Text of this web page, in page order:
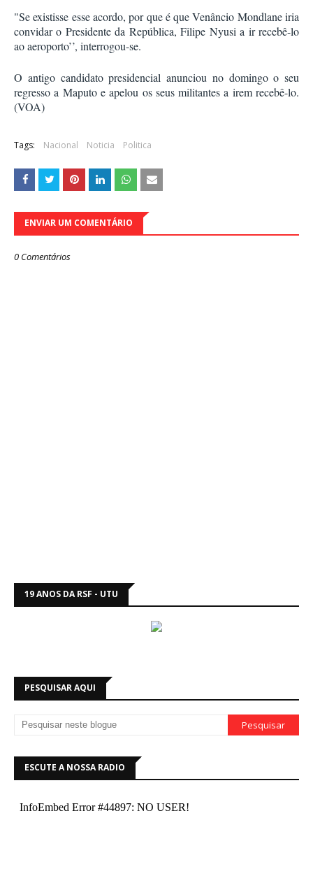
"Se existisse esse acordo, por que é que Venâncio Mondlane iria
convidar o Presidente da República, Filipe Nyusi a ir recebê-lo
ao aeroporto’’, interrogou-se.
O antigo candidato presidencial anunciou no domingo o seu
regresso a Maputo e apelou os seus militantes a irem recebê-lo.
(VOA)
Tags: Nacional Noticia Politica
ENVIAR UM COMENTÁRIO
0 Comentários
19 ANOS DA RSF - UTU
PESQUISAR AQUI
ESCUTE A NOSSA RADIO